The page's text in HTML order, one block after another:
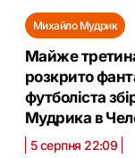
Михайло Мудрик
Майже
розкрито
футболіста
Мудрика в
5 серпня 22:09